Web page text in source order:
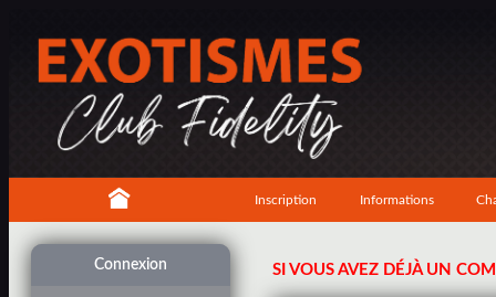
Inscription Informations
Connexion SI VOUS AVEZ DÉJÀ UN